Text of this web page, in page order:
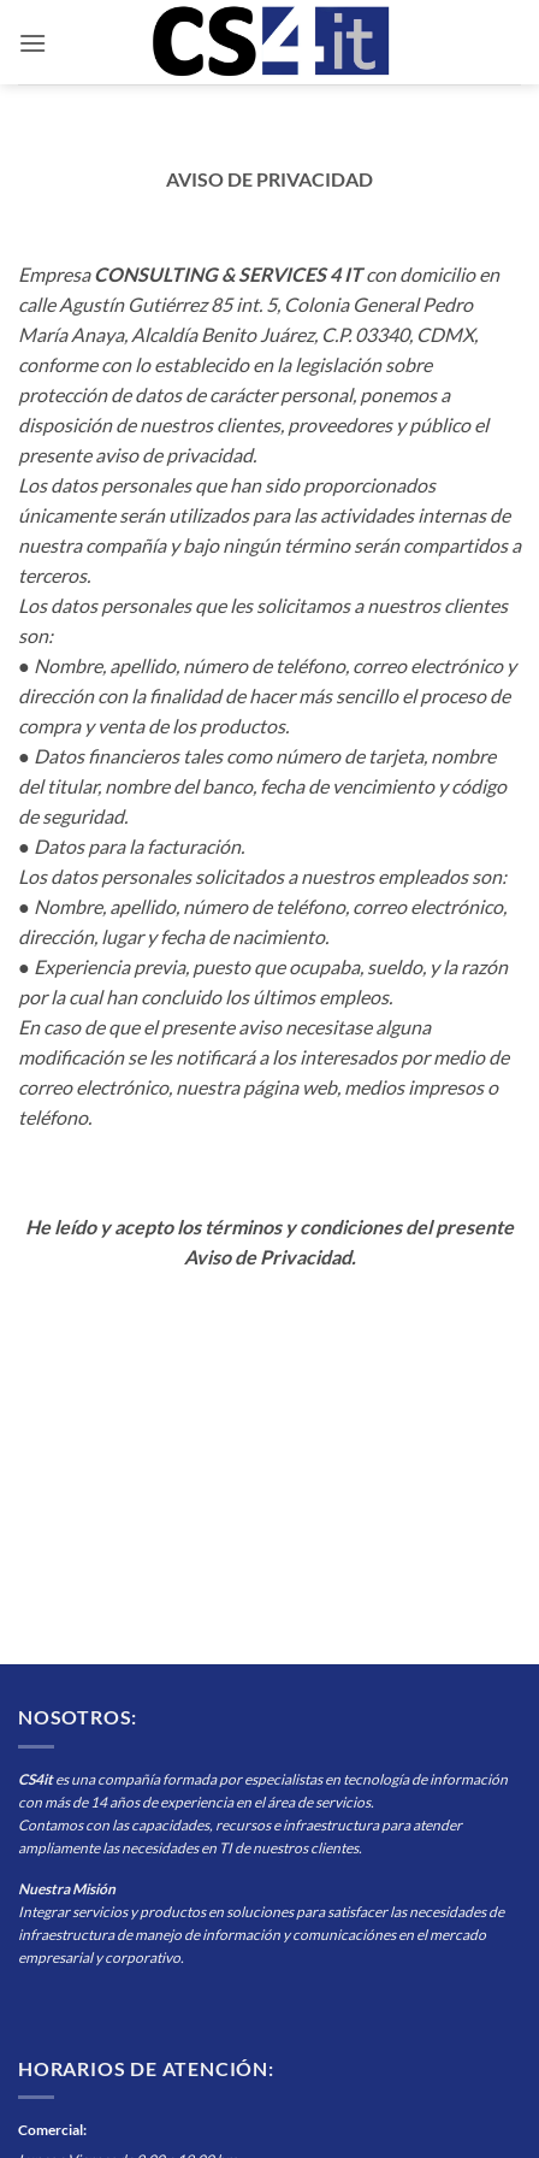
AVISO DE PRIVACIDAD
EmpresaCONSULTING & SERVICES 4 ITcon domicilio en
calle Agustín Gutiérrez 85 int. 5, Colonia General Pedro
María Anaya, Alcaldía Benito Juárez, C.P. 03340, CDMX,
conforme con lo establecido en la legislación sobre
protección de datos de carácter personal, ponemos a
disposición de nuestros clientes, proveedores y público el
presente aviso de privacidad.
Los datos personales que han sido proporcionados
únicamente serán utilizados para las actividades internas de
nuestra compañía y bajo ningún término serán compartidos a
terceros.
Los datos personales que les solicitamos a nuestros clientes
son:
● Nombre, apellido, número de teléfono, correo electrónico y
dirección con la finalidad de hacer más sencillo el proceso de
compra y venta de los productos.
● Datos financieros tales como número de tarjeta, nombre
del titular, nombre del banco, fecha de vencimiento y código
de seguridad.
● Datos para la facturación.
Los datos personales solicitados a nuestros empleados son:
● Nombre, apellido, número de teléfono, correo electrónico,
dirección, lugar y fecha de nacimiento.
● Experiencia previa, puesto que ocupaba, sueldo, y la razón
por la cual han concluido los últimos empleos.
En caso de que el presente aviso necesitase alguna
modificación se les notificará a los interesados por medio de
correo electrónico, nuestra página web, medios impresos o
teléfono.
He leído y acepto los términos y condiciones del presente
Aviso de Privacidad.
NOSOTROS:
CS4ites una compañía formada por especialistas en tecnología de información
con más de 14 años de experiencia en el área de servicios.
Contamos con las capacidades, recursos e infraestructura para atender
ampliamente las necesidades en TI de nuestros clientes.
Nuestra Misión
Integrar servicios y productos en soluciones para satisfacer las necesidades de
infraestructura de manejo de información y comunicaciónes en el mercado
empresarial y corporativo.
HORARIOS DE ATENCIÓN:
Comercial: